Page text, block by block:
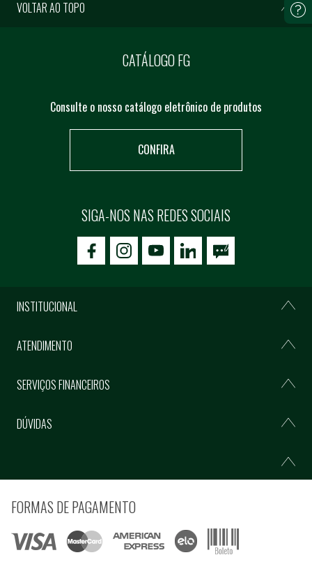
VOLTAR AO TOPO
CATÁLOGO FG
Consulte o nosso catálogo eletrônico de produtos
CONFIRA
SIGA-NOS NAS REDES SOCIAIS
icon-facebookicon-social02icon-social03
INSTITUCIONAL
ATENDIMENTO
SERVIÇOS FINANCEIROS
DÚVIDAS
FORMAS DE PAGAMENTO